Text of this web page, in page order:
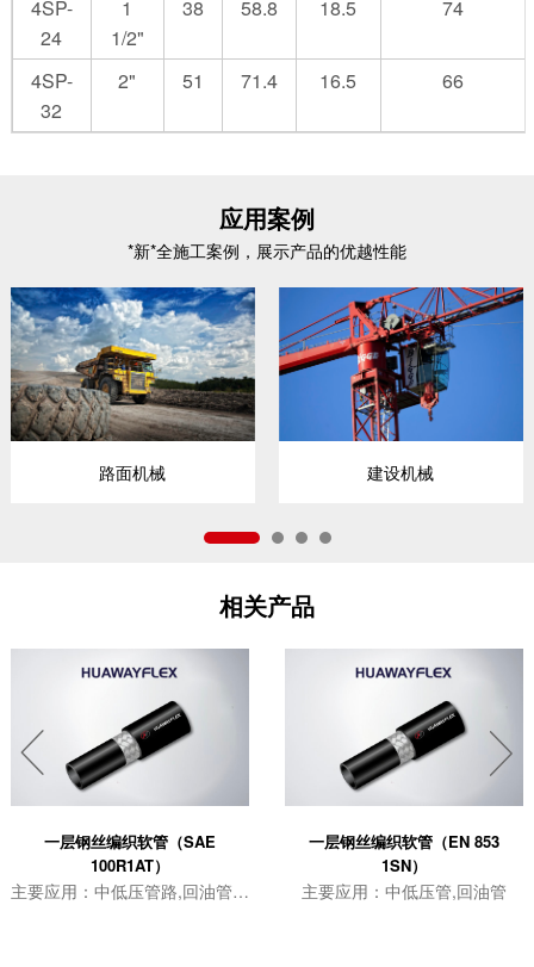
4SP-
24
1
1/2"
38 58.8 18.5 74
4SP-
32
2" 51 71.4 16.5 66
应用案例
*新*全施工案例，展示产品的优越性能
路面机械 建设机械
相关产品
一层钢丝编织软管（SAE
100R1AT）
主要应用：中低压管路,回油管路,适用于严苛环境条件,适用于安装在磨擦剧烈部位,适用于海洋环境,地下或露天采矿场所
一层钢丝编织软管（EN 853
1SN）
主要应用：中低压管,回油管
 